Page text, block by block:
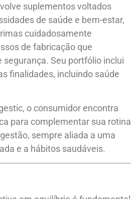
suplementos voltados
de saúde e bem-estar,
cuidadosamente
de fabricação que
segurança. Seu portfólio inclui
finalidades, incluindo saúde
o consumidor encontra
para complementar sua rotina
sempre aliada a uma
e a hábitos saudáveis.